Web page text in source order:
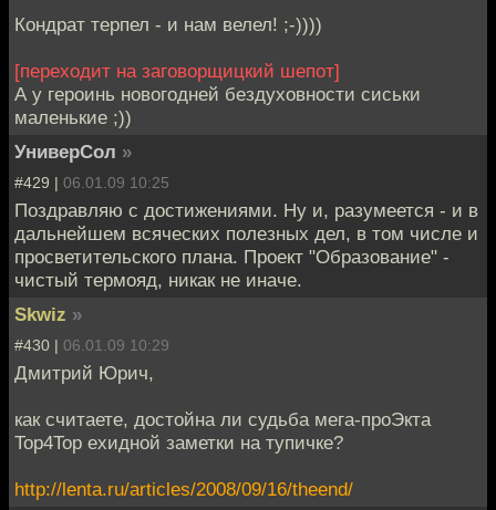
Кондрат терпел - и нам велел! ;-))))
[переходит на заговорщицкий шепот]
А у героинь новогодней бездуховности сиськи
маленькие ;))
УниверСол »
#429 | 06.01.09 10:25
Поздравляю с достижениями. Ну и, разумеется - и в
дальнейшем всяческих полезных дел, в том числе и
просветительского плана. Проект "Образование" -
чистый термояд, никак не иначе.
Skwiz »
#430 | 06.01.09 10:29
Дмитрий Юрич,
как считаете, достойна ли судьба мега-проЭкта
Top4Top ехидной заметки на тупичке?
http://lenta.ru/articles/2008/09/16/theend/